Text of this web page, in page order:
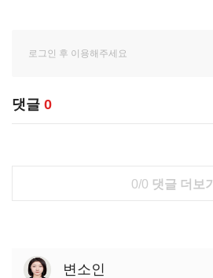
댓글 0
0/0 댓글 더보기
변소인